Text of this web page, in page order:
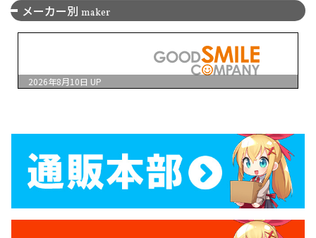
メーカー別 maker
2026年8月10日 UP